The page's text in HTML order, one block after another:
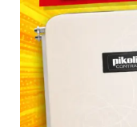
Pikolin
90×200
por
SOLO
40€